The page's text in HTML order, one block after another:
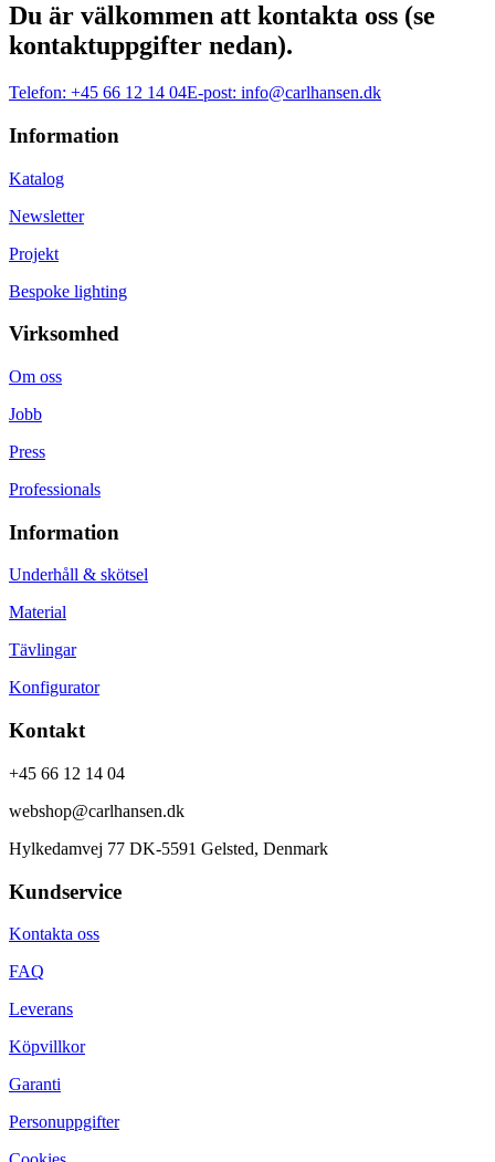
Du är välkommen att kontakta oss (se
kontaktuppgifter nedan).
Telefon: +45 66 12 14 04E-post: info@carlhansen.dk
Information
Katalog
Newsletter
Projekt
Bespoke lighting
Virksomhed
Om oss
Jobb
Press
Professionals
Information
Underhåll & skötsel
Material
Tävlingar
Konfigurator
Kontakt
+45 66 12 14 04
webshop@carlhansen.dk
Hylkedamvej 77 DK-5591 Gelsted, Denmark
Kundservice
Kontakta oss
FAQ
Leverans
Köpvillkor
Garanti
Personuppgifter